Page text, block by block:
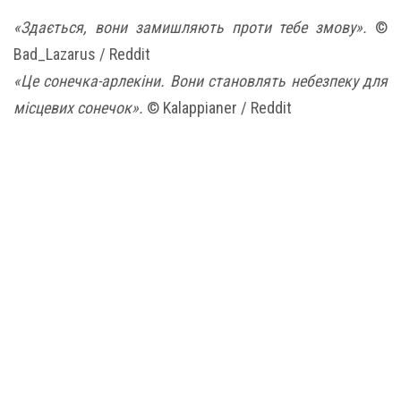
«Здається, вони замишляють проти тебе змову». ©
Bad_Lazarus / Reddit
«Це сонечка-арлекіни. Вони становлять небезпеку для
місцевих сонечок». © Kalappianer / Reddit